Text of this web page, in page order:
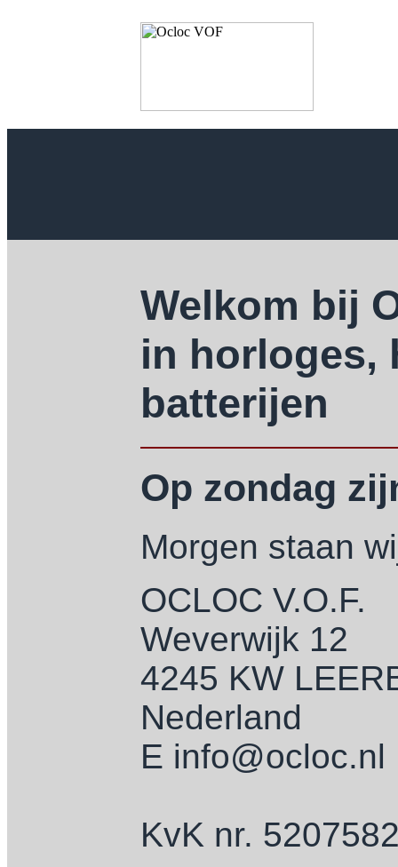
Welkom bij
in horloges,
batterijen
Op zondag
Morgen staan
OCLOC V.O.F.
Weverwijk 12
4245 KW
Nederland
E info@ocloc.nl
KvK nr.